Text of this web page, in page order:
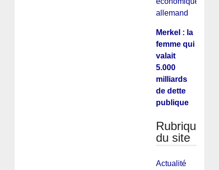
allemand
Merkel : la
femme qui
valait
5.000
milliards
de dette
publique
Rubriques
du site
Actualité